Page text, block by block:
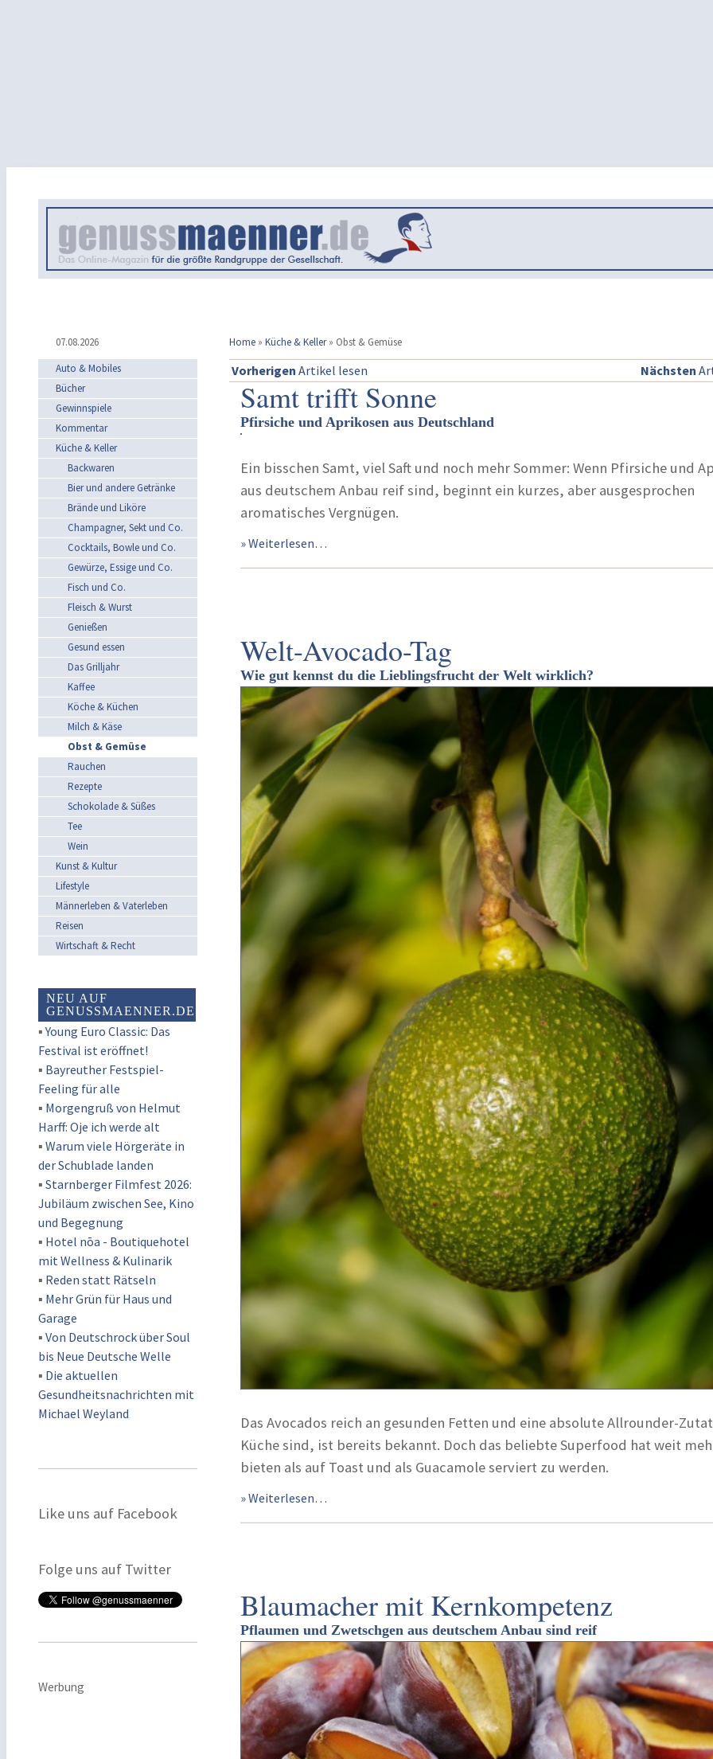
07.08.2026 Home » Küche & Keller » Obst & Gemüse
Auto & Mobiles
Bücher
Gewinnspiele
Kommentar
Küche & Keller
Backwaren
Bier und andere Getränke
Brände und Liköre
Champagner, Sekt und Co.
Cocktails, Bowle und Co.
Gewürze, Essige und Co.
Fisch und Co.
Fleisch & Wurst
Genießen
Gesund essen
Das Grilljahr
Kaffee
Köche & Küchen
Milch & Käse
Obst & Gemüse
Rauchen
Rezepte
Schokolade & Süßes
Tee
Wein
Kunst & Kultur
Lifestyle
Männerleben & Vaterleben
Reisen
Wirtschaft & Recht
NEU AUF
GENUSSMAENNER.DE
▪Young Euro Classic: Das
Festival ist eröffnet!
▪ Bayreuther Festspiel-
Feeling für alle
▪ Morgengruß von Helmut
Harff: Oje ich werde alt
▪ Warum viele Hörgeräte in
der Schublade landen
▪ Starnberger Filmfest 2026:
Jubiläum zwischen See, Kino
und Begegnung
▪ Hotel nōa - Boutiquehotel
mit Wellness & Kulinarik
▪ Reden statt Rätseln
▪ Mehr Grün für Haus und
Garage
▪ Von Deutschrock über Soul
bis Neue Deutsche Welle
▪ Die aktuellen
Gesundheitsnachrichten mit
Michael Weyland
Like uns auf Facebook
Folge uns auf Twitter
Werbung
Vorherigen Artikel lesen Nächsten
Samt trifft Sonne
Pfirsiche und Aprikosen aus Deutschland
Ein bisschen Samt, viel Saft und noch mehr Sommer: Wenn Pfirsiche und
aus deutschem Anbau reif sind, beginnt ein kurzes, aber ausgesprochen
aromatisches Vergnügen.
» Weiterlesen…
Welt-Avocado-Tag
Wie gut kennst du die Lieblingsfrucht der Welt wirklich?
Das Avocados reich an gesunden Fetten und eine absolute Allrounder-
Küche sind, ist bereits bekannt. Doch das beliebte Superfood hat weit
bieten als auf Toast und als Guacamole serviert zu werden.
» Weiterlesen…
Blaumacher mit Kernkompetenz
Pflaumen und Zwetschgen aus deutschem Anbau sind reif